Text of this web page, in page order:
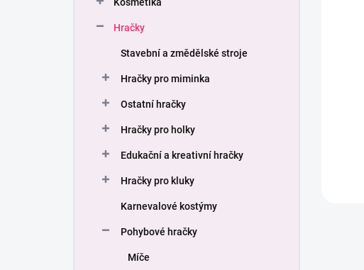
Hračky
Stavební a změdělské stroje
Hračky pro miminka
Ostatní hračky
Hračky pro holky
Edukační a kreativní hračky
Hračky pro kluky
Karnevalové kostýmy
Pohybové hračky
Míče